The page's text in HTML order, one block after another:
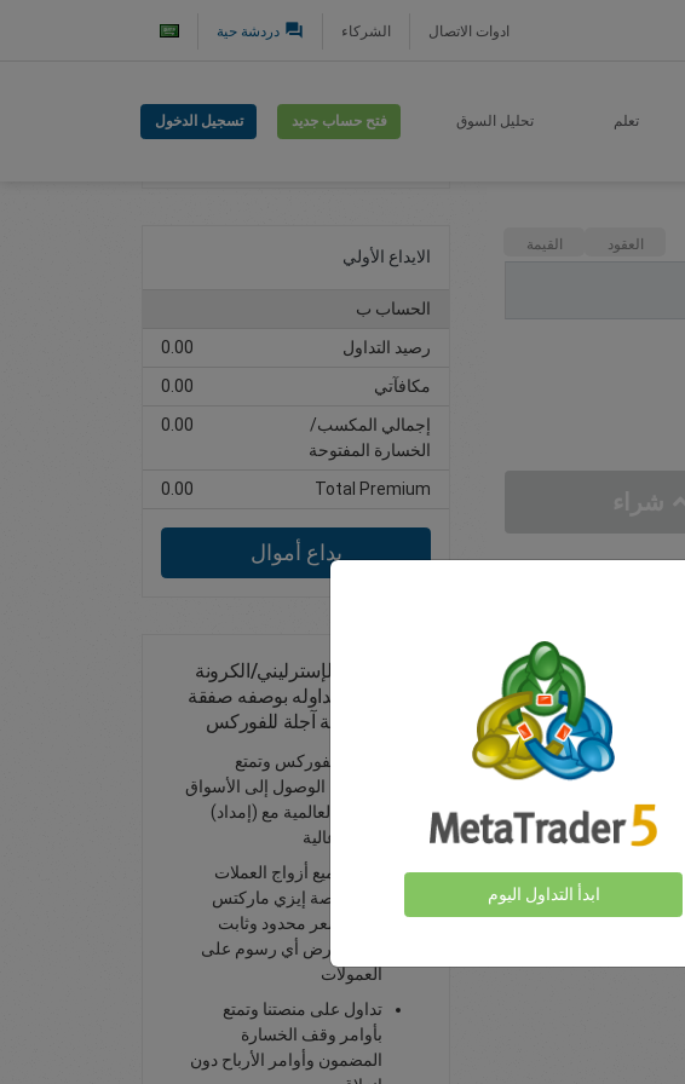
ادوات الاتصال الشركاء question_answer دردشة حية
تعلم تحليل السوق فتح حساب جديد تسجيل الدخول
العقود القيمة
افتح حساب تداول
الايداع الأولي
الحساب ب
رصيد التداول
0.00
مكافآتي
0.00
إجمالي المكسب/
الخسارة المفتوحة
0.00
Total Premium
0.00
يداع أموال
تداول الجنيه الإسترليني/الكرونة
الدانماركية - تداوله بوصفه صفقة
فورية أو صفقة آجلة للفوركس
تداول الفوركس وتمتع
بإمكانية الوصول إلى الأسواق
المالية العالمية مع (إمداد)
سيولة عالية
تتمتع جميع أزواج العملات
على منصة إيزي ماركتس
بفرق سعر محدود وثابت
وعدم فرض أي رسوم على
العمولات
تداول على منصتنا وتمتع
بأوامر وقف الخسارة
المضمون وأوامر الأرباح دون
ابدأ التداول اليوم